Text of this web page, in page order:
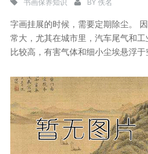
书画保养知识 BY佚名
字画挂展的时候，需要定期除尘。
常大，尤其在城市里，汽车尾气和
比较高，有害气体和细小尘埃悬浮